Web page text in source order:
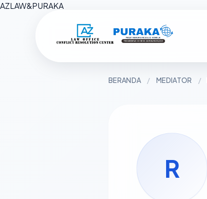
AZLAW&PURAKA
BERANDA / MEDIATOR /
R